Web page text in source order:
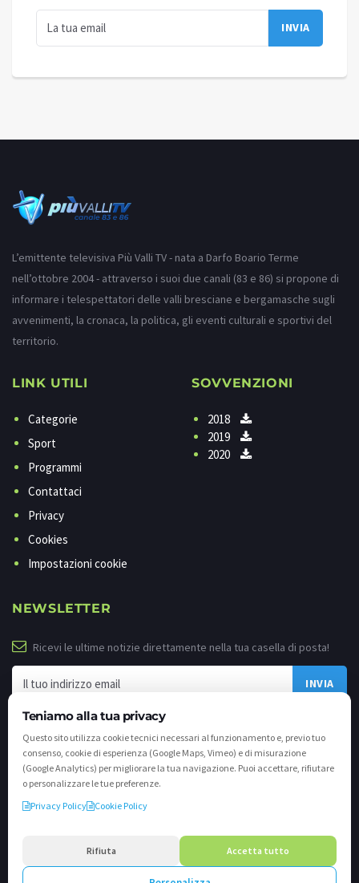
Teniamo alla tua privacy
Questo sito utilizza cookie tecnici necessari al funzionamento e, previo tuo
consenso, cookie di esperienza (Google Maps, Vimeo) e di misurazione
(Google Analytics) per migliorare la tua navigazione. Puoi accettare, rifiutare
o personalizzare le tue preferenze.
Privacy Policy
Cookie Policy
Rifiuta Accetta tutto
L’emittente televisiva Più Valli TV - nata a Darfo Boario Terme
nell’ottobre 2004 - attraverso i suoi due canali (83 e 86) si propone di
informare i telespettatori delle valli bresciane e bergamasche sugli
avvenimenti, la cronaca, la politica, gli eventi culturali e sportivi del
territorio.
LINK UTILI
Categorie
Sport
Programmi
Contattaci
Privacy
Cookies
Impostazioni cookie
SOVVENZIONI
2018
2019
2020
NEWSLETTER
Ricevi le ultime notizie direttamente nella tua casella di posta!
Darfo Boario Terme (Bs) P.IVA e C.F. 02539810982 - REA / CCIAA (Bs) n. 458309
cap. soc. €894.900,00 i.v.